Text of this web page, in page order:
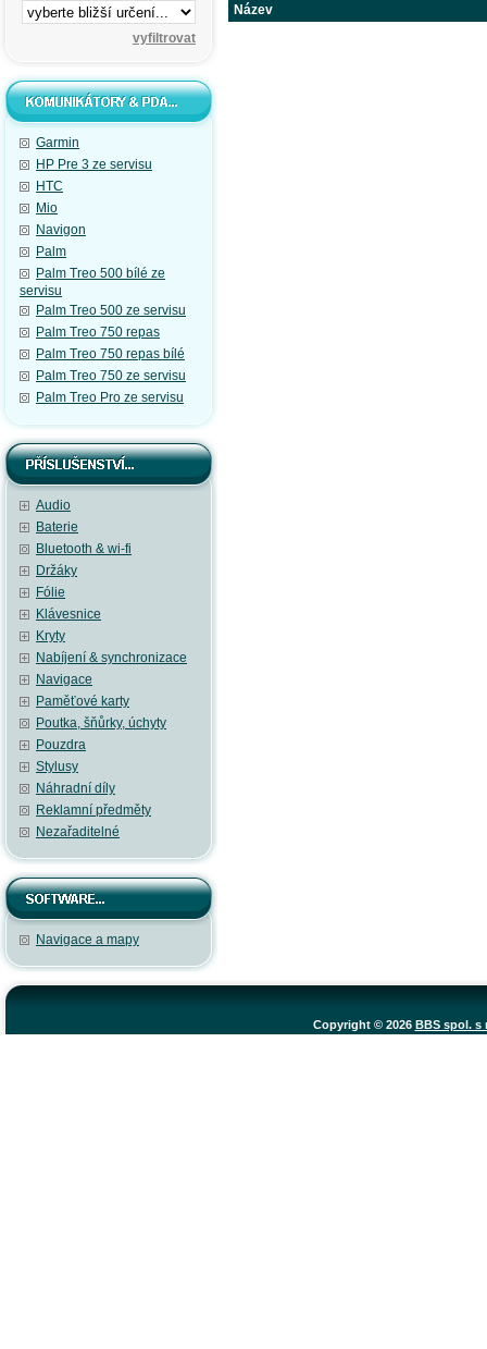
Garmin
HP Pre 3 ze servisu
HTC
Mio
Navigon
Palm
Palm Treo 500 bílé ze
servisu
Palm Treo 500 ze servisu
Palm Treo 750 repas
Palm Treo 750 repas bílé
Palm Treo 750 ze servisu
Palm Treo Pro ze servisu
Audio
Baterie
Bluetooth & wi-fi
Držáky
Fólie
Klávesnice
Kryty
Nabíjení & synchronizace
Navigace
Paměťové karty
Poutka, šňůrky, úchyty
Pouzdra
Stylusy
Náhradní díly
Reklamní předměty
Nezařaditelné
Navigace a mapy
Název
Copyright © 2026 BBS spol. s